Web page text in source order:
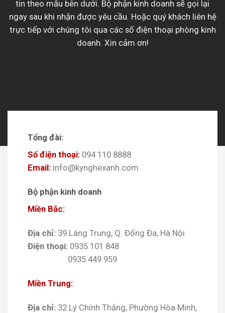
tin theo mẫu bên dưới. Bộ phận kinh doanh sẽ gọi lại
ngay sau khi nhận được yêu cầu. Hoặc quý khách liên hệ
trực tiếp với chúng tôi qua các số điện thoại phòng kinh
doanh. Xin cảm ơn!
Tổng đài:
Số điện thoại: 094 110 8888
Email: info@kynghexanh.com
Bộ phận kinh doanh
Miền Bắc:
Địa chỉ: 39 Láng Trung, Q. Đống Đa, Hà Nội
Điện thoại: 0935 101 848
0935 449 959
Miền Trung:
Địa chỉ: 32 Lý Chính Thắng, Phường Hòa Minh,